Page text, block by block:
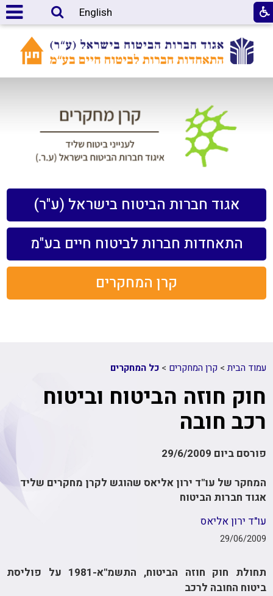
English
אגוד חברות הביטוח בישראל (ע"ר)
התאחדות חברות לביטוח חיים בע"מ
קרן המחקרים
עמוד הבית > קרן המחקרים >כל המחקרים
חוק חוזה הביטוח וביטוח
רכב חובה
פורסם ביום 29/6/2009
המחקר של עו"ד ירון אליאס שהוגש לקרן מחקרים שליד
אגוד חברות הביטוח
עו"ד ירון אליאס
29/06/2009
תחולת חוק חוזה הביטוח, התשמ"א-1981 על פוליסת
ביטוח החובה לרכב